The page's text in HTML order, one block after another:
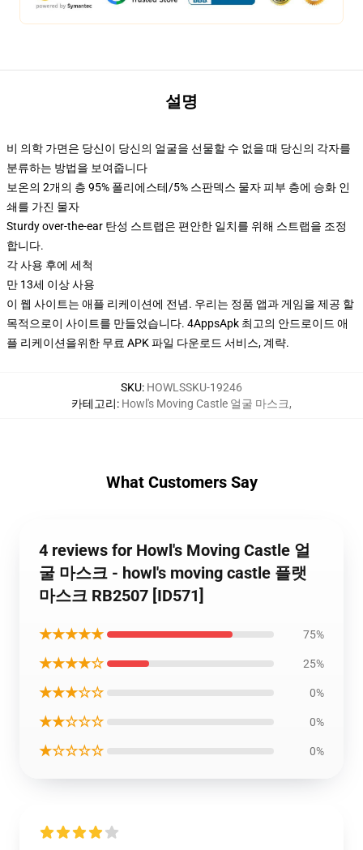
설명
비 의학 가면은 당신이 당신의 얼굴을 선물할 수 없을 때 당신의 각자를
분류하는 방법을 보여줍니다
보온의 2개의 층 95% 폴리에스테/5% 스판덱스 물자 피부 층에 승화 인
쇄를 가진 물자
Sturdy over-the-ear 탄성 스트랩은 편안한 일치를 위해 스트랩을 조정
합니다.
각 사용 후에 세척
만 13세 이상 사용
이 웹 사이트는 애플 리케이션에 전념. 우리는 정품 앱과 게임을 제공 할
목적으로이 사이트를 만들었습니다. 4AppsApk 최고의 안드로이드 애
플 리케이션을위한 무료 APK 파일 다운로드 서비스, 계략.
SKU: HOWLSSKU-19246
카테고리: Howl's Moving Castle 얼굴 마스크,
What Customers Say
4 reviews for Howl's Moving Castle 얼
굴 마스크 - howl's moving castle 플랫
마스크 RB2507 [ID571]
★★★★★ 75%
★★★★☆ 25%
★★★☆☆ 0%
★★☆☆☆ 0%
★☆☆☆☆ 0%